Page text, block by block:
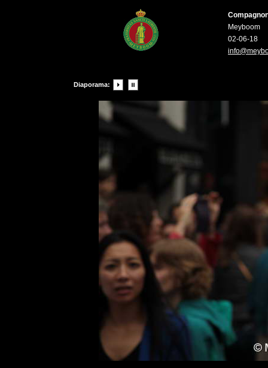
Meyboom
02-06-18
Diaporama: